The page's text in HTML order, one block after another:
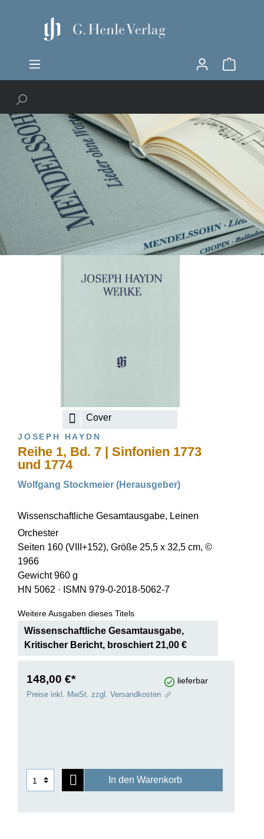
Cover
JOSEPH HAYDN
Reihe 1, Bd. 7 | Sinfonien 1773
und 1774
Wolfgang Stockmeier (Herausgeber)
Wissenschaftliche Gesamtausgabe, Leinen
Orchester
Seiten 160 (VIII+152), Größe 25,5 x 32,5 cm, ©
1966
Gewicht 960 g
HN 5062 · ISMN 979-0-2018-5062-7
Weitere Ausgaben dieses Titels
Wissenschaftliche Gesamtausgabe,
Kritischer Bericht, broschiert 21,00 €
148,00 €* lieferbar
Preise inkl. MwSt. zzgl. Versandkosten
In den Warenkorb